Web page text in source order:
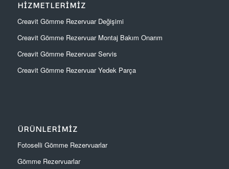
HIZMETLERIMIZ
Creavit Gömme Rezervuar Değişimi
Creavit Gömme Rezervuar Montaj Bakım Onarım
Creavit Gömme Rezervuar Servis
Creavit Gömme Rezervuar Yedek Parça
ÜRÜNLERIMIZ
Fotoselli Gömme Rezervuarlar
Gömme Rezervuarlar